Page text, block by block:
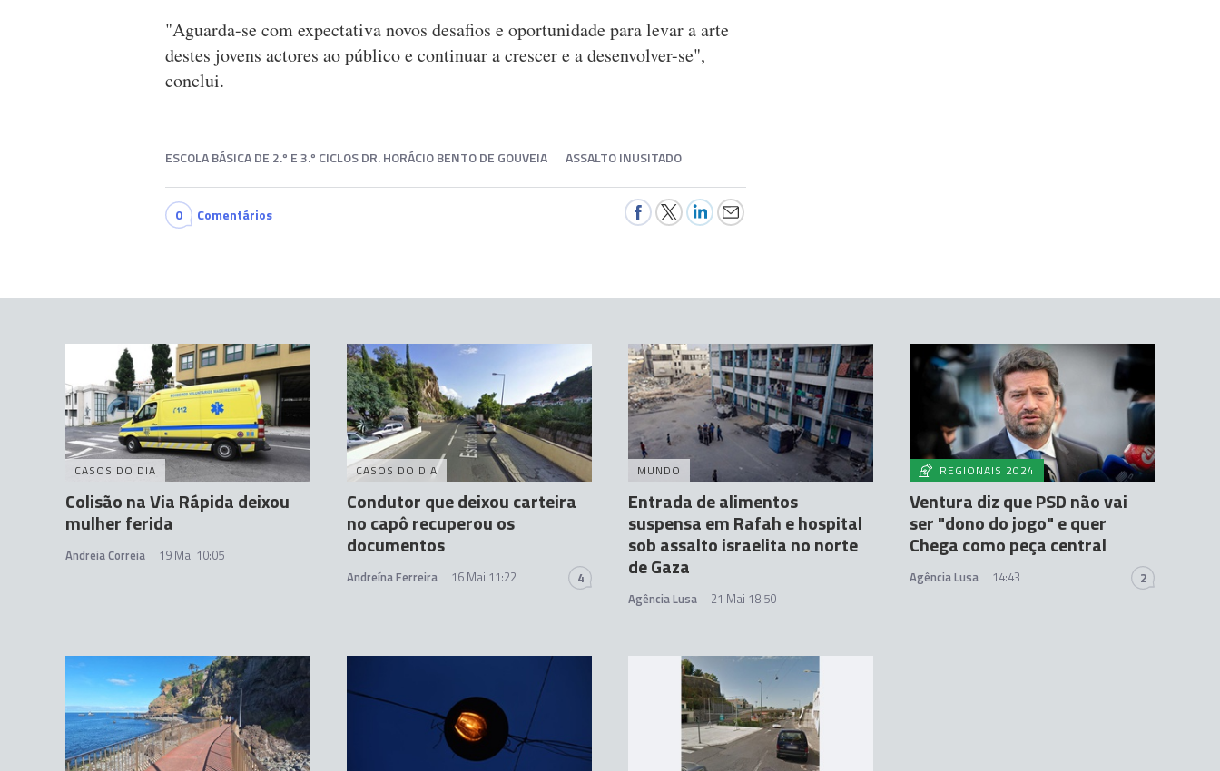
"Aguarda-se com expectativa novos desafios e oportunidade para levar a arte
destes jovens actores ao público e continuar a crescer e a desenvolver-se",
conclui.
ESCOLA BÁSICA DE 2.º E 3.º CICLOS DR. HORÁCIO BENTO DE GOUVEIA ASSALTO INUSITADO
0 Comentários
CASOS DO DIA
Colisão na Via Rápida deixou
mulher ferida
Andreia Correia 19 Mai 10:05
CASOS DO DIA
Condutor que deixou carteira
no capô recuperou os
documentos
Andreína Ferreira 16 Mai 11:22 4
MUNDO
Entrada de alimentos
suspensa em Rafah e hospital
sob assalto israelita no norte
de Gaza
Agência Lusa 21 Mai 18:50
REGIONAIS 2024
Ventura diz que PSD não vai
ser "dono do jogo" e quer
Chega como peça central
Agência Lusa 14:43 2